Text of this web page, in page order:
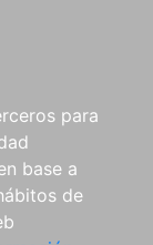
para
base a
de